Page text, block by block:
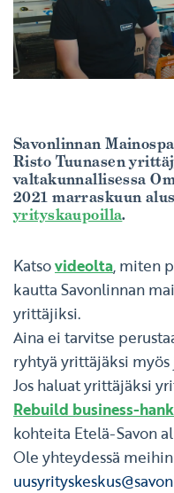
Savonlinnan
Risto Tuunasen
valtakunnallisessa
2021 marraskuun
yrityskaupoilla.
Katsovideolta, miten
kautta Savonlinnan
yrittäjiksi.
Aina ei tarvitse
ryhtyä yrittäjäksi
Jos haluat yrittäjäksi
Rebuild business-
kohteita Etelä-Savon
Ole yhteydessä meihin